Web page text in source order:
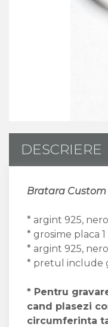
CUSTOM MADE
DESCRIERE
Bratara
* argint 925,
* grosime placa
* argint 925,
* pretul include
* Pentru
cand plasezi
circumferinta